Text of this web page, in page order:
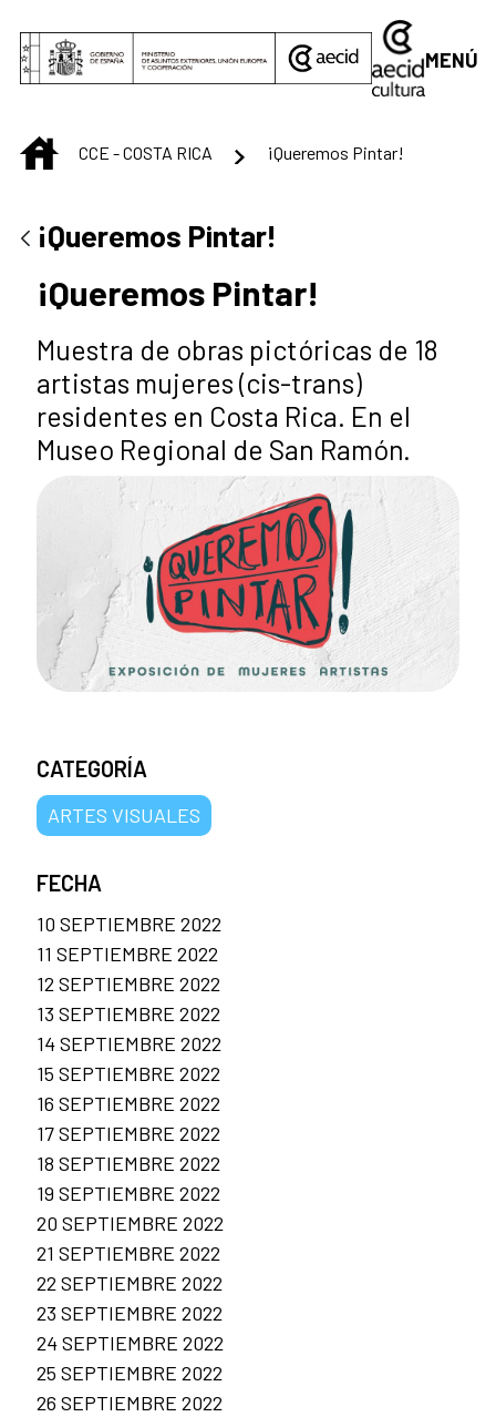
MENÚ
INICIO
CCE - COSTA RICA ¡Queremos Pintar!
¡Queremos Pintar!
¡Queremos Pintar!
Muestra de obras pictóricas de 18
artistas mujeres (cis-trans)
residentes en Costa Rica. En el
Museo Regional de San Ramón.
CATEGORÍA
ARTES VISUALES
FECHA
10 SEPTIEMBRE 2022
11 SEPTIEMBRE 2022
12 SEPTIEMBRE 2022
13 SEPTIEMBRE 2022
14 SEPTIEMBRE 2022
15 SEPTIEMBRE 2022
16 SEPTIEMBRE 2022
17 SEPTIEMBRE 2022
18 SEPTIEMBRE 2022
19 SEPTIEMBRE 2022
20 SEPTIEMBRE 2022
21 SEPTIEMBRE 2022
22 SEPTIEMBRE 2022
23 SEPTIEMBRE 2022
24 SEPTIEMBRE 2022
25 SEPTIEMBRE 2022
26 SEPTIEMBRE 2022